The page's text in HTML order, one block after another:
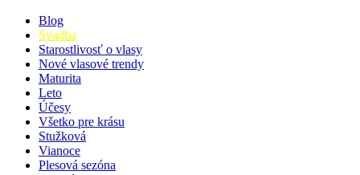
Blog
Svadba
Starostlivosť o vlasy
Nové vlasové trendy
Maturita
Leto
Účesy
Všetko pre krásu
Stužková
Vianoce
Plesová sezóna